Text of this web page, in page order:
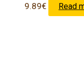
9.89€ Read